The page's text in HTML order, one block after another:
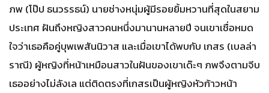
ภพ (โป๊ป ธนวรรธน์) นายช่างหนุ่มผู้มีรอยยิ้มหวานที่สุดในสยาม
ประเทศ ฝันถึงหญิงสาวคนหนึ่งมานานหลายปี จนเขาเชื่อหมด
ใจว่าเธอคือคู่บุพเพสันนิวาส และเมื่อเขาได้พบกับ เกสร (เบลล่า
ราณี) ผู้หญิงที่หน้าเหมือนสาวในฝันของเขาเด๊ะๆ ภพจึงตามจีบ
เธออย่างไม่ลังเล แต่ติดตรงที่เกสรเป็นผู้หญิงหัวก้าวหน้า